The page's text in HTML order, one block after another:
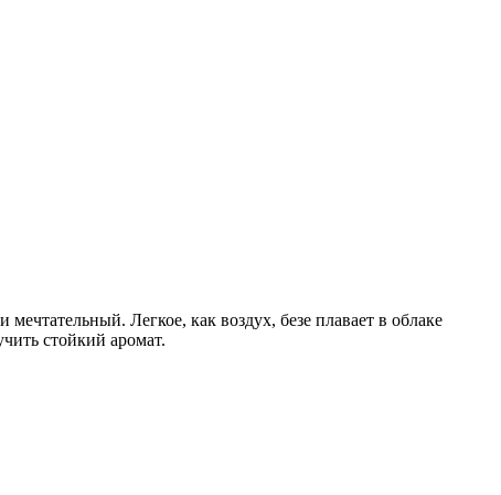
Легкое, как воздух, безе плавает в облаке
стойкий аромат.